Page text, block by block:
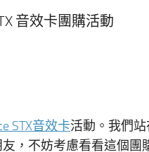
音效卡團購活動
STX音效卡活動。我們
，不妨考慮看看這個團